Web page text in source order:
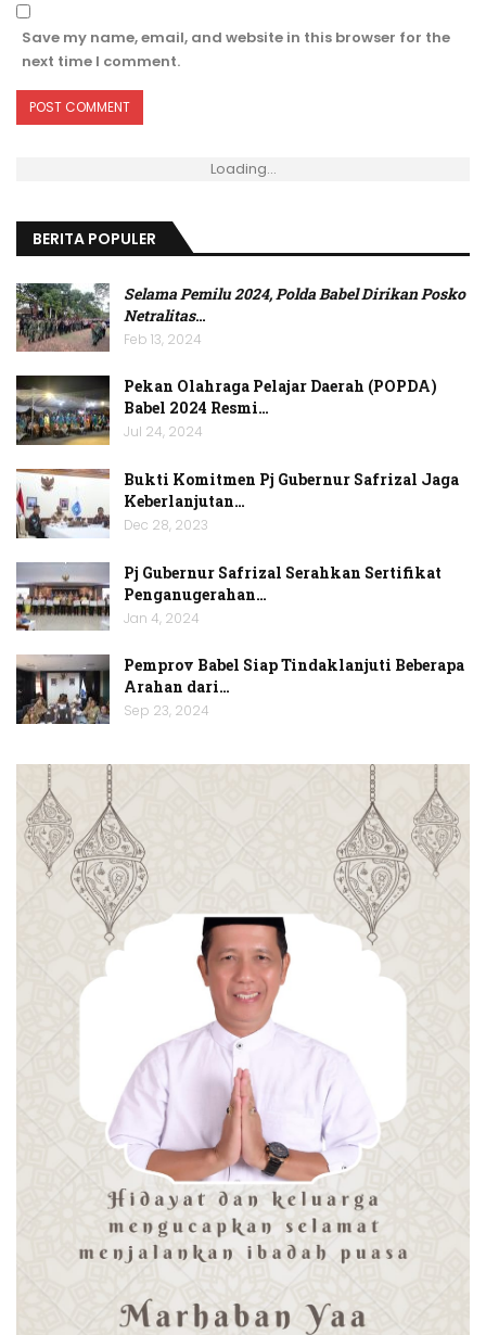
Save my name, email, and website in this browser for the
next time I comment.
Loading...
BERITA POPULER
Selama Pemilu 2024, Polda Babel Dirikan Posko
Netralitas…
Feb 13, 2024
Pekan Olahraga Pelajar Daerah (POPDA)
Babel 2024 Resmi…
Jul 24, 2024
Bukti Komitmen Pj Gubernur Safrizal Jaga
Keberlanjutan…
Dec 28, 2023
Pj Gubernur Safrizal Serahkan Sertifikat
Penganugerahan…
Jan 4, 2024
Pemprov Babel Siap Tindaklanjuti Beberapa
Arahan dari…
Sep 23, 2024